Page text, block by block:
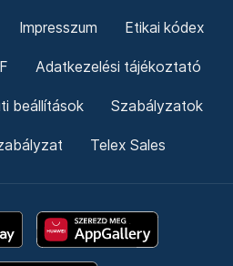
Impresszum Etikai kódex
Adatkezelési tájékoztató
beállítások Szabályzatok
Telex Sales